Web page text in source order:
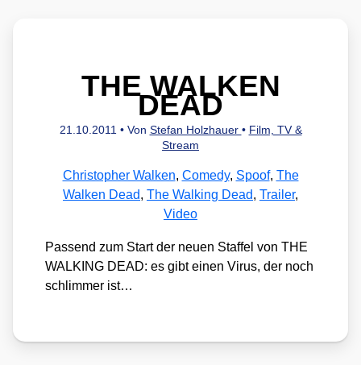
THE WALKEN
DEAD
21.10.2011 • Von Stefan Holzhauer • Film, TV &
Stream
Christopher Walken, Comedy, Spoof, The
Walken Dead, The Walking Dead, Trailer,
Video
Pas­send zum Start der neu­en Staf­fel von THE
WALKING DEAD: es gibt einen Virus, der noch
schlim­mer ist…